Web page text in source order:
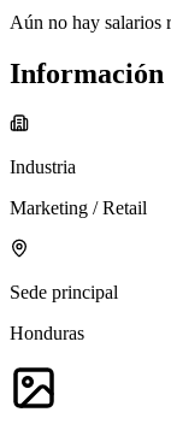
Aún no hay salarios
Información
Industria
Marketing / Retail
Sede principal
Honduras